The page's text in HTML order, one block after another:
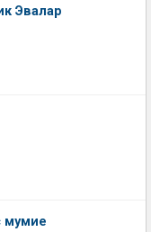
Эвалар
мумие